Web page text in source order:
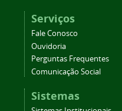
Serviços
Fale Conosco
Ouvidoria
Perguntas Frequentes
Comunicação Social
Sistemas